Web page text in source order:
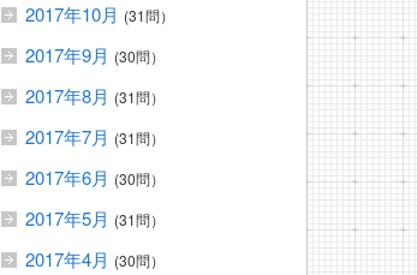
2017年10月 (31問）
2017年9月 (30問）
2017年8月 (31問）
2017年7月 (31問）
2017年6月 (30問）
2017年5月 (31問）
2017年4月 (30問）